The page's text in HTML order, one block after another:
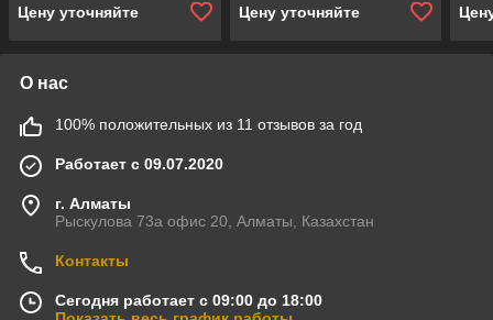
Цену уточняйте
Цену уточняйте
О нас
100% положительных из 11 отзывов за год
Работает с 09.07.2020
г. Алматы
Рыскулова 73а офис 20, Алматы, Казахстан
Контакты
Сегодня работает с 09:00 до 18:00